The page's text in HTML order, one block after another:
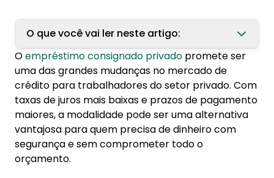
O que você vai ler neste artigo:
1. O que é o empréstimo consignado privado?
1.1. Como funciona o empréstimo
consignado para trabalhadores CLT?
1.2. Quem pode contratar o consignado
privado?
2. Diferenças entre o empréstimo consignado
Oempréstimo consignado privado promete ser
uma das grandes mudanças no mercado de
crédito para trabalhadores do setor privado. Com
taxas de juros mais baixas e prazos de pagamento
maiores, a modalidade pode ser uma alternativa
vantajosa para quem precisa de dinheiro com
segurança e sem comprometer todo o
orçamento.